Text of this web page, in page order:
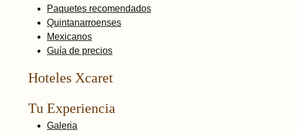
Paquetes recomendados
Quintanarroenses
Mexicanos
Guía de precios
Hoteles Xcaret
Tu Experiencia
Galeria